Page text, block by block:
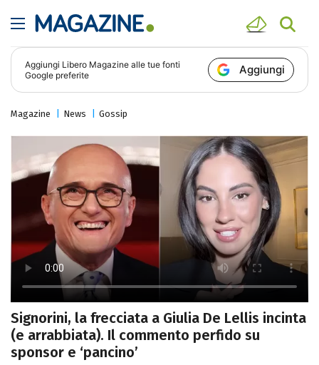
Aggiungi Libero Magazine alle tue fonti
Google preferite
Aggiungi
Magazine News Gossip
Signorini, la frecciata a Giulia De Lellis incinta
(e arrabbiata). Il commento perfido su
sponsor e ‘pancino’